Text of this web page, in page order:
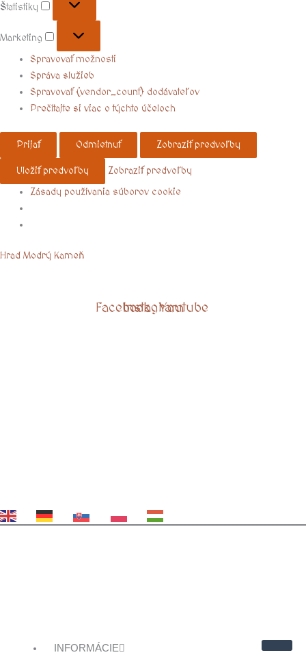
Štatistiky
Marketing
Spravovať možnosti
Správa služieb
Spravovať {vendor_count} dodávateľov
Prečítajte si viac o týchto účeloch
Prijať Odmietnuť Zobraziť predvoľby
Uložiť predvoľby
Zobraziť predvoľby
Zásady používania súborov cookie
Hrad Modrý Kameň
FacebookInstagramYoutube
INFORMÁCIE
Menu